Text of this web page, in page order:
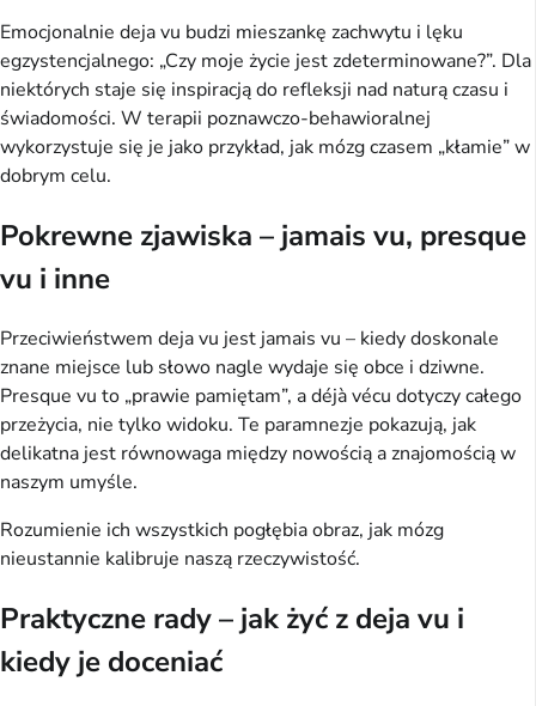
Emocjonalnie deja vu budzi mieszankę zachwytu i lęku
egzystencjalnego: „Czy moje życie jest zdeterminowane?”. Dla
niektórych staje się inspiracją do refleksji nad naturą czasu i
świadomości. W terapii poznawczo-behawioralnej
wykorzystuje się je jako przykład, jak mózg czasem „kłamie” w
dobrym celu.
Pokrewne zjawiska – jamais vu, presque
vu i inne
Przeciwieństwem deja vu jest jamais vu – kiedy doskonale
znane miejsce lub słowo nagle wydaje się obce i dziwne.
Presque vu to „prawie pamiętam”, a déjà vécu dotyczy całego
przeżycia, nie tylko widoku. Te paramnezje pokazują, jak
delikatna jest równowaga między nowością a znajomością w
naszym umyśle.
Rozumienie ich wszystkich pogłębia obraz, jak mózg
nieustannie kalibruje naszą rzeczywistość.
Praktyczne rady – jak żyć z deja vu i
kiedy je doceniać